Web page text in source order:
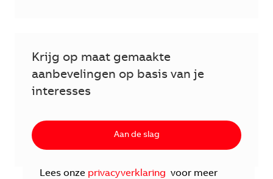
Krijg op maat gemaakte
aanbevelingen op basis van je
interesses
Aan de slag
Lees onze privacyverklaring voor meer